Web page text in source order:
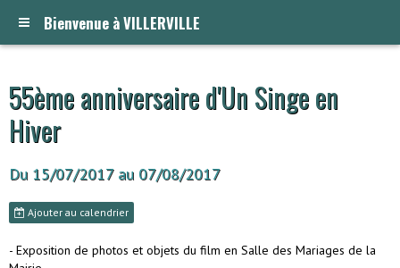
Bienvenue à VILLERVILLE
55ème anniversaire d'Un Singe en
Hiver
Du 15/07/2017 au 07/08/2017
Ajouter au calendrier
- Exposition de photos et objets du film en Salle des Mariages de la